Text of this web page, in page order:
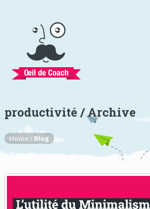
productivité / Archive
Home / Blog